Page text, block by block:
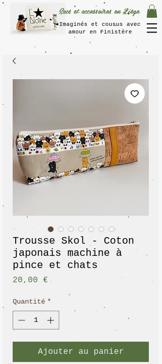
Imaginés et cousus avec
amour en Finistère
Sacs et accessoires en Liège
Trousse Skol - Coton
japonais machine à
pince et chats
20,00 € Prix
Quantité *
Ajouter au panier